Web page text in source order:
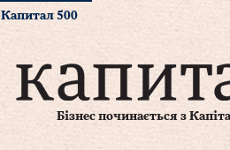
Капитал 500
Бізнес починається з